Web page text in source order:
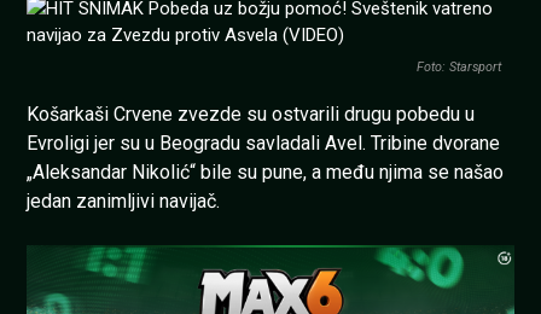
Foto: Starsport
Košarkaši Crvene zvezde su ostvarili drugu pobedu u
Evroligi jer su u Beogradu savladali Avel. Tribine dvorane
„Aleksandar Nikolić“ bile su pune, a među njima se našao
jedan zanimljivi navijač.